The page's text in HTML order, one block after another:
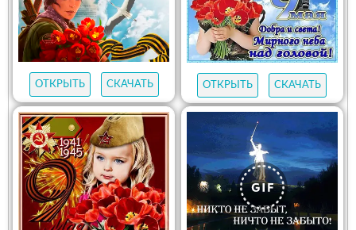
ОТКРЫТЬ СКАЧАТЬ ОТКРЫТЬ СКАЧАТЬ